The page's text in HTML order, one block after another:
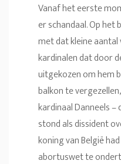
Vanaf het eerste
er schandaal. Op het
met dat kleine
kardinalen dat door
uitgekozen om hem
balkon te
kardinaal Danneels –
stond als dissident
koning van België
abortuswet te